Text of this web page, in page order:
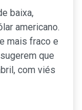
baixa,
americano.
mais fraco e
que
com viés